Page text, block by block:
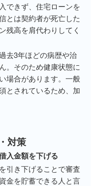
できず、住宅ローンを
とは契約者が死亡した
残高を肩代わりしてく
去3年ほどの病歴や治
。そのため健康状態に
場合があります。一般
とされているため、加
対策
入金額を下げる
引き下げることで審査
金を貯蓄できる人と言